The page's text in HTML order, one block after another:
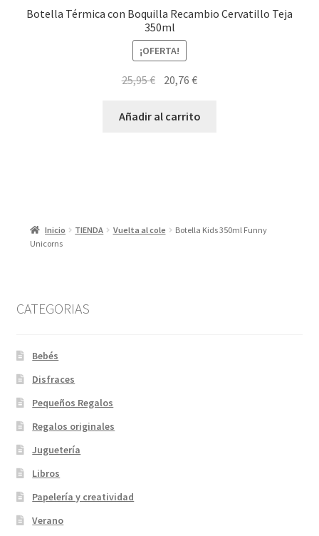
Botella Térmica con Boquilla Recambio Cervatillo Teja
350ml
¡OFERTA!
25,95€ El
original
20,76€El
actual
Añadir al carrito
Inicio TIENDA Vuelta al cole
Botella Kids 350ml Funny
Unicorns
CATEGORIAS
Bebés
Disfraces
Pequeños Regalos
Regalos originales
Juguetería
Libros
Papelería y creatividad
Verano